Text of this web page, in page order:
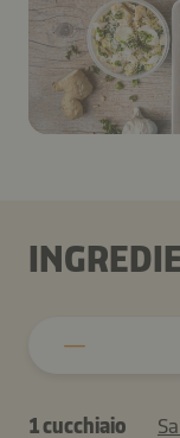
1 cucchiaio